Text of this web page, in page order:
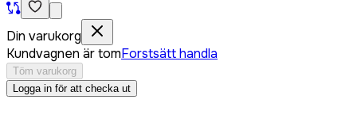
Din varukorg
Kundvagnen är tomForstsätt handla
Töm varukorg
Logga in för att checka ut